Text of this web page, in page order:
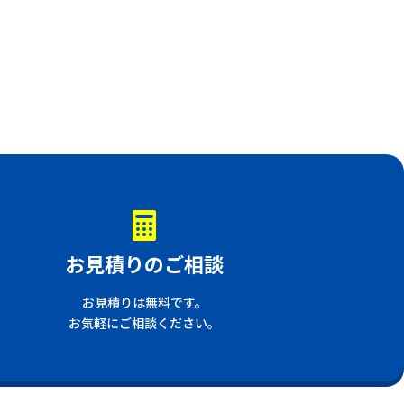
お見積りのご相談
お見積りは無料です。
お気軽にご相談ください。